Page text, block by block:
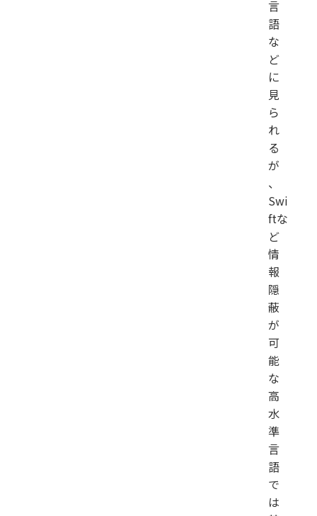
言
語
な
ど
に
見
ら
れ
る
が
、
Swi
ftな
ど
情
報
隠
蔽
が
可
能
な
高
水
準
言
語
で
は